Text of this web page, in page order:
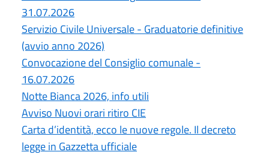
31.07.2026
Servizio Civile Universale - Graduatorie definitive
(avvio anno 2026)
Convocazione del Consiglio comunale -
16.07.2026
Notte Bianca 2026, info utili
Avviso Nuovi orari ritiro CIE
Carta d’identità, ecco le nuove regole. Il decreto
legge in Gazzetta ufficiale